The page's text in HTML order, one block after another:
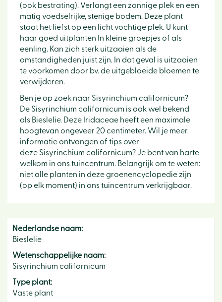
(ook bestrating). Verlangt een zonnige plek en een
matig voedselrijke, stenige bodem. Deze plant
staat het liefst op een licht vochtige plek. U kunt
haar goed uitplanten In kleine groepjes of als
eenling. Kan zich sterk uitzaaien als de
omstandigheden juist zijn. In dat geval is uitzaaien
te voorkomen door bv. de uitgebloeide bloemen te
verwijderen.
Ben je op zoek naar Sisyrinchium californicum?
De Sisyrinchium californicum is ook wel bekend
als Bieslelie. Deze Iridaceae heeft een maximale
hoogtevan ongeveer 20 centimeter. Wil je meer
informatie ontvangen of tips over
deze Sisyrinchium californicum? Je bent van harte
welkom in ons tuincentrum. Belangrijk om te weten:
niet alle planten in deze groenencyclopedie zijn
(op elk moment) in ons tuincentrum verkrijgbaar.
Nederlandse naam:
Bieslelie
Wetenschappelijke naam:
Sisyrinchium californicum
Type plant:
Vaste plant